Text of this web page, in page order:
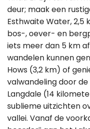
deur; maak een
Esthwaite Water, 2,5
bos-, oever- en
iets meer dan 5 km
wandelen kunnen
Hows (3,2 km) of
valwandeling door
Langdale (14
sublieme uitzichten
vallei. Vanaf de